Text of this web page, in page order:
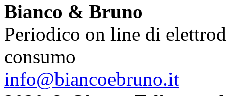
Bianco & Bruno
Periodico on line di
consumo
info@biancoebruno.it